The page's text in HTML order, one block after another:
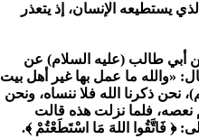
يستطيعه الإنسان، إذ يتعذر
طالب (عليه السلام) عن
«والله ما عمل بها غير أهل بيت
نحن ذكرنا الله فلا ننساه، ونحن
نعصه، فلما نزلت هذه قالت
﴿ فَاتَّقُوا اللهَ مَا اسْتَطَعْتُمْ ﴾.